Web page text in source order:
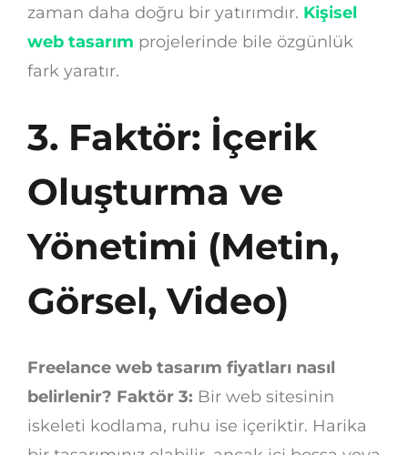
zaman daha doğru bir yatırımdır. Kişisel
web tasarım projelerinde bile özgünlük
fark yaratır.
3. Faktör: İçerik
Oluşturma ve
Yönetimi (Metin,
Görsel, Video)
Freelance web tasarım fiyatları nasıl
belirlenir? Faktör 3: Bir web sitesinin
iskeleti kodlama, ruhu ise içeriktir. Harika